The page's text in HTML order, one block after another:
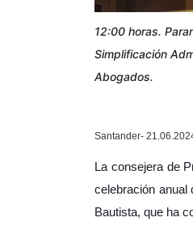
12:00 horas.
Simplificación
Abogados.
Santander-
La consejera de
celebración anual
Bautista, que ha